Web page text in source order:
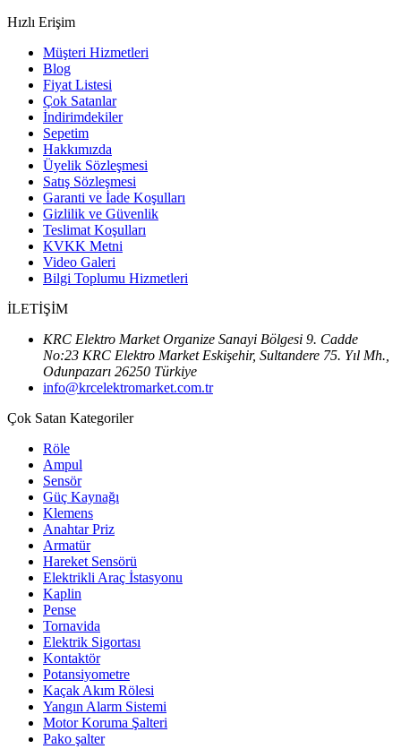
Hızlı Erişim
Müşteri Hizmetleri
Blog
Fiyat Listesi
Çok Satanlar
İndirimdekiler
Sepetim
Hakkımızda
Üyelik Sözleşmesi
Satış Sözleşmesi
Garanti ve İade Koşulları
Gizlilik ve Güvenlik
Teslimat Koşulları
KVKK Metni
Video Galeri
Bilgi Toplumu Hizmetleri
İLETİŞİM
KRC Elektro Market Organize Sanayi Bölgesi 9. Cadde
No:23 KRC Elektro Market Eskişehir, Sultandere 75. Yıl Mh.,
Odunpazarı 26250 Türkiye
info@krcelektromarket.com.tr
Çok Satan Kategoriler
Röle
Ampul
Sensör
Güç Kaynağı
Klemens
Anahtar Priz
Armatür
Hareket Sensörü
Elektrikli Araç İstasyonu
Kaplin
Pense
Tornavida
Elektrik Sigortası
Kontaktör
Potansiyometre
Kaçak Akım Rölesi
Yangın Alarm Sistemi
Motor Koruma Şalteri
Pako şalter